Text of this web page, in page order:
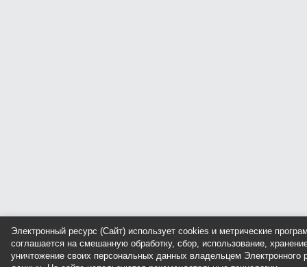
Электронный ресурс (Сайт) использует cookies и метрические
соглашается на смешанную обработку, сбор, использование,
уничтожение своих персональных данных владельцем Электронного